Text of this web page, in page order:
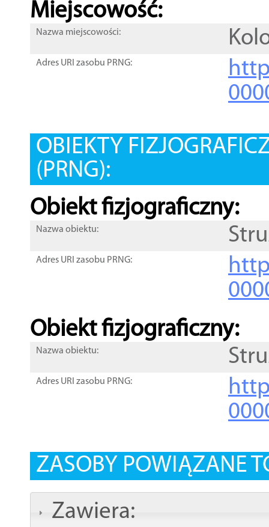
Miejscowość:
Nazwa miejscowości:
Adres URI zasobu PRNG:
OBIEKTY
(PRNG):
Obiekt fizjograficzny:
Nazwa obiektu:
Adres URI zasobu PRNG:
Obiekt fizjograficzny:
Nazwa obiektu:
Adres URI zasobu PRNG:
ZASOBY POWIĄZANE
Zawiera: